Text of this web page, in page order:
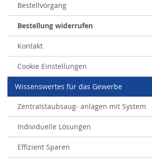
Bestellvorgang
Bestellung widerrufen
Kontakt
Cookie Einstellungen
Wissenswertes für das Gewerbe
Zentralstaubsaug- anlagen mit System
Individuelle Lösungen
Effizient Sparen